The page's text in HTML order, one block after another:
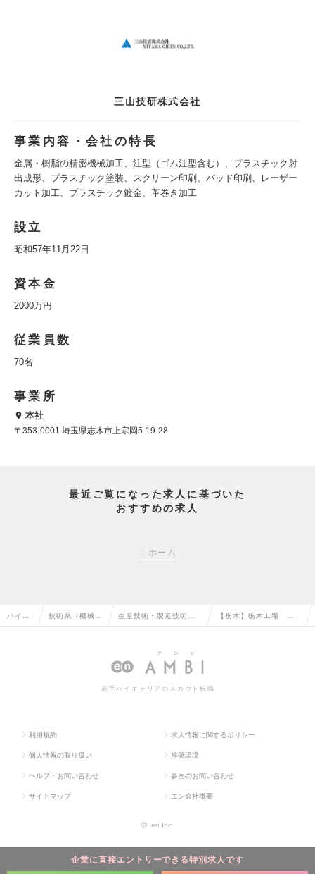
三山技研株式会社
事業内容・会社の特長
金属・樹脂の精密機械加工、注型（ゴム注型含む）、プラスチック射
出成形、プラスチック塗装、スクリーン印刷、パッド印刷、レーザー
カット加工、プラスチック鍍金、革巻き加工
設立
昭和57年11月22日
資本金
2000万円
従業員数
70名
事業所
本社
〒353-0001 埼玉県志木市上宗岡5-19-28
最近ご覧になった求人に基づいた
おすすめの求人
ホーム
企業に直接エントリーできる特別求人です
ハイク 技術系（機械・ 生産技術・製造技術・
械・自動車）の転職
【栃木】栃木工場 射
若手ハイキャリアのスカウト転職
利用規約 求人情報に関するポリシー
個人情報の取り扱い 推奨環境
ヘルプ・お問い合わせ 参画のお問い合わせ
サイトマップ エン会社概要
© en Inc.